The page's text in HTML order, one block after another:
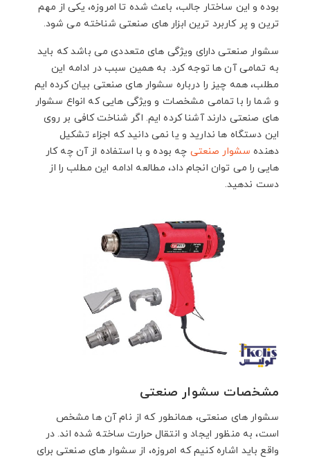
بوده و این ساختار جالب، باعث شده تا امروزه، یکی از مهم
ترین و پر کاربرد ترین ابزار های صنعتی شناخته می شود.
سشوار صنعتی دارای ویژگی های متعددی می باشد که باید
به تمامی آن ها توجه کرد. به همین سبب در ادامه این
مطلب، همه چیز را درباره سشوار های صنعتی بیان کرده ایم
و شما را با تمامی مشخصات و ویژگی هایی که انواع سشوار
های صنعتی دارند آشنا کرده ایم. اگر شناخت کافی بر روی
این دستگاه ها ندارید و یا نمی دانید که اجزاء تشکیل
دهنده سشوار صنعتی چه بوده و با استفاده از آن چه کار
هایی را می توان انجام داد، مطالعه ادامه این مطلب را از
دست ندهید.
مشخصات سشوار صنعتی
سشوار های صنعتی، همانطور که از نام آن ها مشخص
است، به منظور ایجاد و انتقال حرارت ساخته شده اند. در
واقع باید اشاره کنیم که امروزه، از سشوار های صنعتی برای